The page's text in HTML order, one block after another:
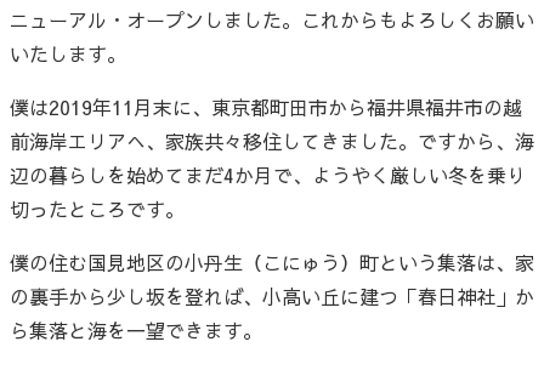
ニューアル・オープンしました。これからもよろしくお願い
いたします。
僕は2019年11月末に、東京都町田市から福井県福井市の越
前海岸エリアへ、家族共々移住してきました。ですから、海
辺の暮らしを始めてまだ4か月で、ようやく厳しい冬を乗り
切ったところです。
僕の住む国見地区の小丹生（こにゅう）町という集落は、家
の裏手から少し坂を登れば、小高い丘に建つ「春日神社」か
ら集落と海を一望できます。